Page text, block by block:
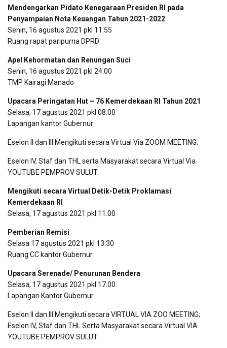
Mendengarkan Pidato Kenegaraan Presiden RI pada
Penyampaian Nota Keuangan Tahun 2021-2022
Senin, 16 agustus 2021 pkl 11.55
Ruang rapat paripurna DPRD
Apel Kehormatan dan Renungan Suci
Senin, 16 agustus 2021 pkl 24.00
TMP Kairagi Manado
Upacara Peringatan Hut – 76 Kemerdekaan RI Tahun 2021
Selasa, 17 agustus 2021 pkl 08.00
Lapangan kantor Gubernur
Eselon II dan III Mengikuti secara Virtual Via ZOOM MEETING;
Eselon IV, Staf dan THL serta Masyarakat secara Virtual Via
YOUTUBE PEMPROV SULUT.
Mengikuti secara Virtual Detik-Detik Proklamasi
Kemerdekaan RI
Selasa, 17 agustus 2021 pkl 11.00
Pemberian Remisi
Selasa 17 agustus 2021 pkl 13.30
Ruang CC kantor Gubernur
Upacara Serenade/ Penurunan Bendera
Selasa, 17 agustus 2021 pkl 17.00
Lapangan Kantor Gubernur
Eselon II dan III Mengikuti secara VIRTUAL VIA ZOO MEETING;
Eselon IV, Staf dan THL Serta Masyarakat secara Virtual VIA
YOUTUBE PEMPROV SULUT.